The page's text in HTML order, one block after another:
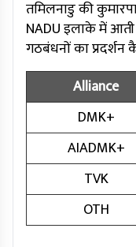
तमिलनाडु की
NADU इलाके में आती
गठबंधनों का
Alliance
DMK+
AIADMK+
TVK
OTH